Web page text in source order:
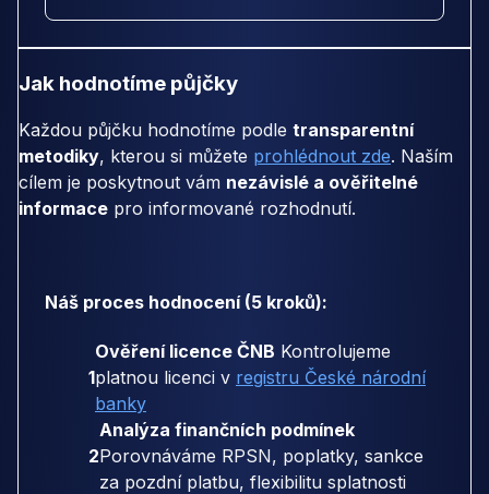
Jak hodnotíme půjčky
Každou půjčku hodnotíme podle transparentní
metodiky, kterou si můžete prohlédnout zde. Naším
cílem je poskytnout vám nezávislé a ověřitelné
informace pro informované rozhodnutí.
Náš proces hodnocení (5 kroků):
1
Ověření licence ČNB Kontrolujeme
platnou licenci v registru České národní
banky
2
Analýza finančních podmínek
Porovnáváme RPSN, poplatky, sankce
za pozdní platbu, flexibilitu splatnosti